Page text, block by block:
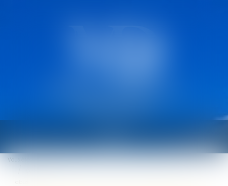
Ouvrir
le
menu
Vous êtes ici :Accueil